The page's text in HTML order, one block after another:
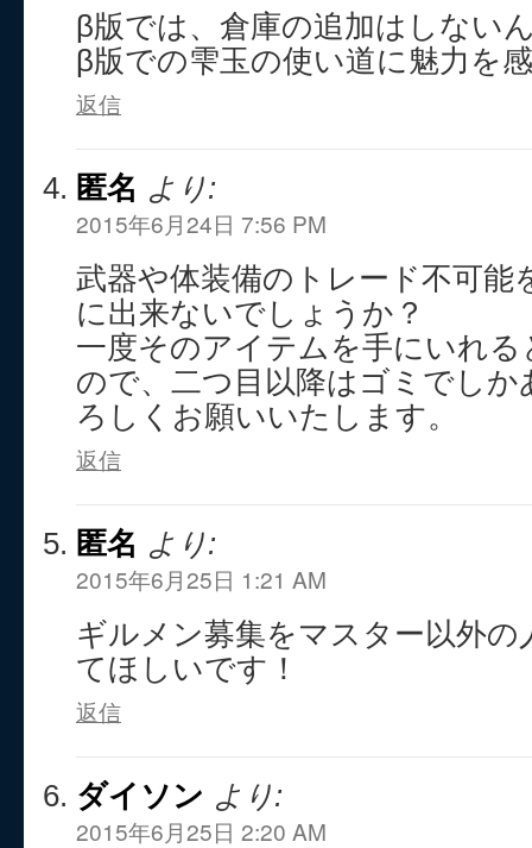
β版では、倉庫の追加はしない
β版での雫玉の使い道に魅力を
返信
匿名 より:
2015年6月24日 7:56 PM
武器や体装備のトレード不可能
に出来ないでしょうか？
一度そのアイテムを手にいれ
ので、二つ目以降はゴミでし
ろしくお願いいたします。
返信
匿名 より:
2015年6月25日 1:21 AM
ギルメン募集をマスター以外
てほしいです！
返信
ダイソン より:
2015年6月25日 2:20 AM